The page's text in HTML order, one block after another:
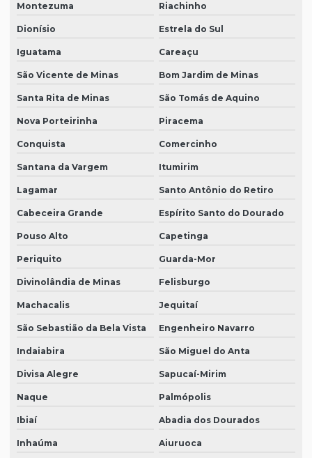
Montezuma Riachinho
Dionísio Estrela do Sul
Iguatama Careaçu
São Vicente de Minas Bom Jardim de Minas
Santa Rita de Minas São Tomás de Aquino
Nova Porteirinha Piracema
Conquista Comercinho
Santana da Vargem Itumirim
Lagamar Santo Antônio do Retiro
Cabeceira Grande Espírito Santo do Dourado
Pouso Alto Capetinga
Periquito Guarda-Mor
Divinolândia de Minas Felisburgo
Machacalis Jequitaí
São Sebastião da Bela Vista Engenheiro Navarro
Indaiabira São Miguel do Anta
Divisa Alegre Sapucaí-Mirim
Naque Palmópolis
Ibiaí Abadia dos Dourados
Inhaúma Aiuruoca